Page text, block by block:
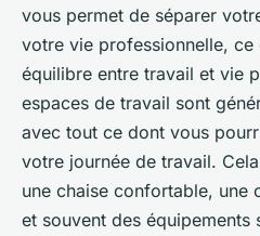
vous permet de séparer
votre vie professionnelle,
équilibre entre travail et vie
espaces de travail sont
avec tout ce dont vous
votre journée de travail.
une chaise confortable, une
et souvent des équipements